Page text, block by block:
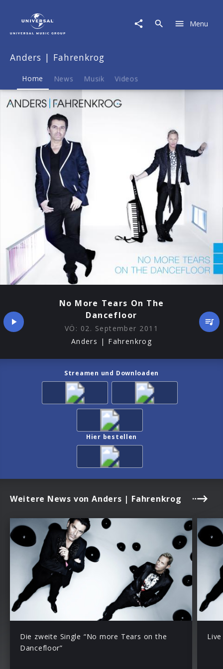
Fahrenkrog
Menu
Anders | Fahrenkrog
Home News Musik Videos
No More Tears On The
Dancefloor
VÖ: 02. September 2011
Anders | Fahrenkrog
Streamen und Downloaden
Hier bestellen
Weitere News von Anders | Fahrenkrog
Die zweite Single “No more Tears on the
Dancefloor”